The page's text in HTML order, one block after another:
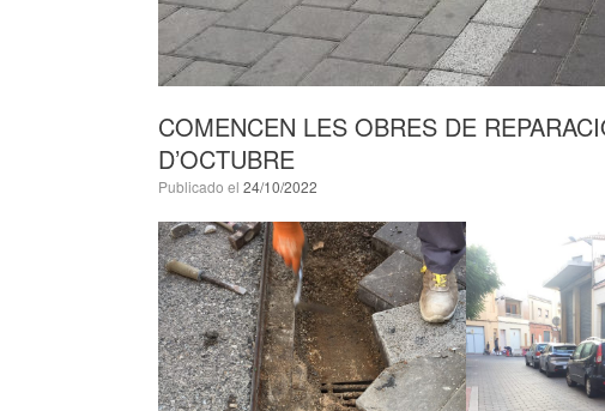
COMENCEN LES OBRES DE
D’OCTUBRE
Publicado el 24/10/2022